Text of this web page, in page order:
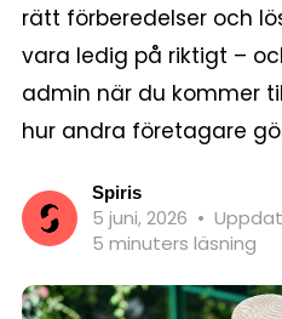
rätt förberedelser och
vara ledig på riktigt –
admin när du kommer
hur andra företagare
Spiris
5 juni, 2026 •
5 minuters läsning